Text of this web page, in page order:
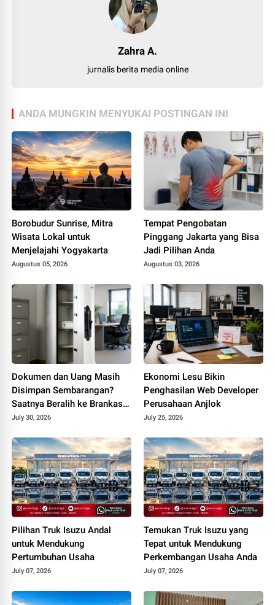
Zahra A.
jurnalis berita media online
ANDA MUNGKIN MENYUKAI POSTINGAN INI
Borobudur Sunrise, Mitra
Wisata Lokal untuk
Menjelajahi Yogyakarta
Augustus 05, 2026
Tempat Pengobatan
Pinggang Jakarta yang Bisa
Jadi Pilihan Anda
Augustus 03, 2026
Dokumen dan Uang Masih
Disimpan Sembarangan?
Saatnya Beralih ke Brankas
Kantor
July 30, 2026
Ekonomi Lesu Bikin
Penghasilan Web Developer
Perusahaan Anjlok
July 25, 2026
Pilihan Truk Isuzu Andal
untuk Mendukung
Pertumbuhan Usaha
July 07, 2026
Temukan Truk Isuzu yang
Tepat untuk Mendukung
Perkembangan Usaha Anda
July 07, 2026